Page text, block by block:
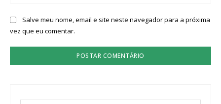
Salve meu nome, email e site neste navegador para a próxima
vez que eu comentar.